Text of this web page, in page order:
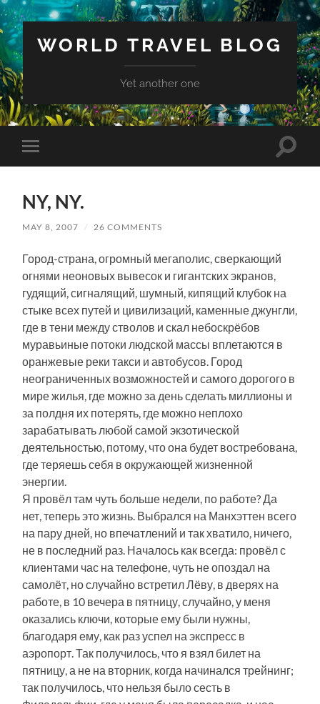
WORLD TRAVEL BLOG
Yet another one
Toggle
mobile
Toggle
NY, NY.
MAY 8, 2007 / 26 COMMENTS
Город-страна, огромный мегаполис, сверкающий
огнями неоновых вывесок и гигантских экранов,
гудящий, сигналящий, шумный, кипящий клубок на
стыке всех путей и цивилизаций, каменные джунгли,
где в тени между стволов и скал небоскрёбов
муравьиные потоки людской массы вплетаются в
оранжевые реки такси и автобусов. Город
неограниченных возможностей и самого дорогого в
мире жилья, где можно за день сделать миллионы и
за полдня их потерять, где можно неплохо
зарабатывать любой самой экзотической
деятельностью, потому, что она будет востребована,
где теряешь себя в окружающей жизненной
энергии.
Я провёл там чуть больше недели, по работе? Да
нет, теперь это жизнь. Выбрался на Манхэттен всего
на пару дней, но впечатлений и так хватило, ничего,
не в последний раз. Началось как всегда: провёл с
клиентами час на телефоне, чуть не опоздал на
самолёт, но случайно встретил Лёву, в дверях на
работе, в 10 вечера в пятницу, случайно, у меня
оказались ключи, которые ему были нужны,
благодаря ему, как раз успел на экспресс в
аэропорт. Так получилось, что я взял билет на
пятницу, а не на вторник, когда начинался трейнинг;
так получилось, что нельзя было сесть в